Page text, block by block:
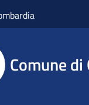
Comune